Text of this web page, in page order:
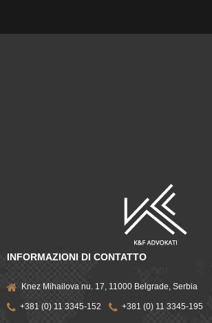
INFORMAZIONI DI CONTATTO
Knez Mihailova nu. 17, 11000 Belgrade, Serbia
+381 (0) 11 3345-152 +381 (0) 11 3345-195